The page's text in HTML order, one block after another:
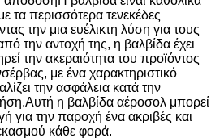
τα περισσότερα τενεκέδες
την μια ευέλικτη λύση για τους
την αντοχή της, η βαλβίδα έχει
την ακεραιότητα του προϊόντος
με ένα χαρακτηριστικό
την ασφάλεια κατά την
η βαλβίδα αέροσολ μπορεί
για την παροχή ένα ακριβές και
κάθε φορά.